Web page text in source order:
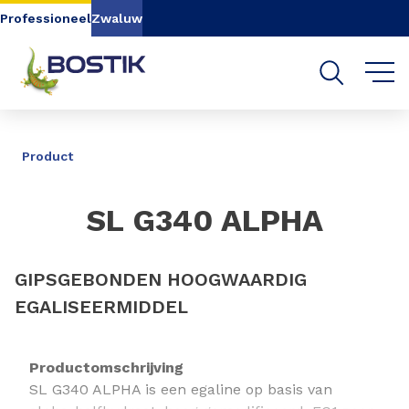
Go to content Go to navigation
ProfessioneelZwaluw
Product
SL G340 ALPHA
GIPSGEBONDEN HOOGWAARDIG
EGALISEERMIDDEL
Productomschrijving
SL G340 ALPHA is een egaline op basis van